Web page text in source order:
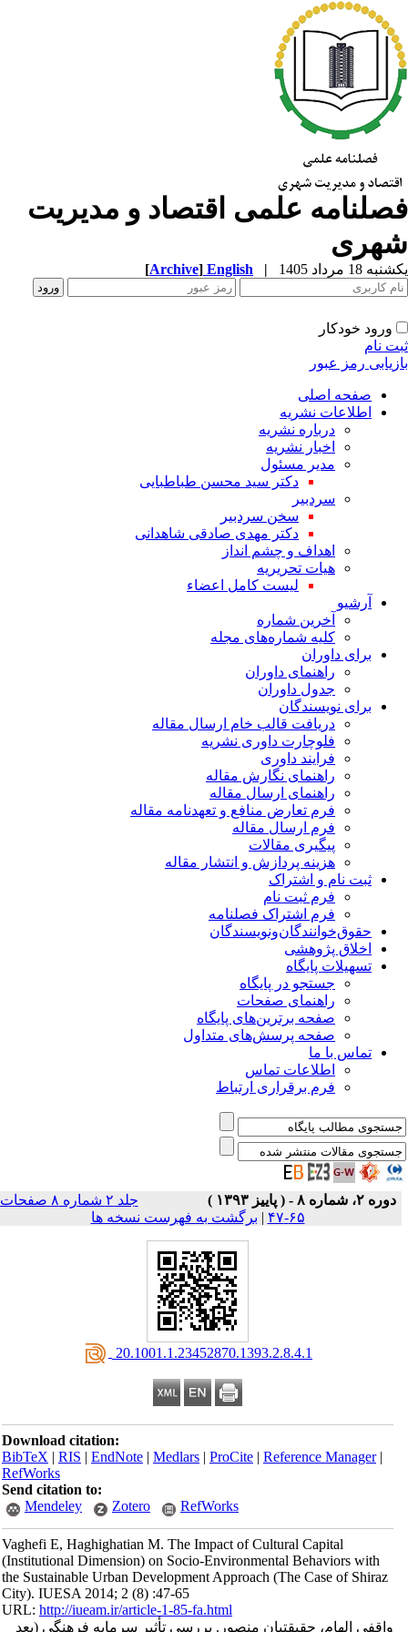
علمی اقتصاد و مدیریت
18 مرداد 1405 |
English
[Archive]
ورود خودکار
نام
رمز عبور
صفحه اصلی
اطلاعات نشریه
درباره نشریه
اخبار نشریه
مدیر مسئول
دکتر سید محسن طباطبایی
سردبیر
سخن سردبیر
دکتر مهدی صادقی شاهدانی
اهداف و چشم انداز
هیات تحریریه
لیست کامل اعضاء
آرشیو
آخرین شماره
کلیه شماره‌های مجله
برای داوران
راهنمای داوران
جدول داوران
برای نویسندگان
دریافت قالب خام ارسال مقاله
فلوچارت داوری نشریه
فرایند داوری
راهنمای نگارش مقاله
راهنمای ارسال مقاله
فرم تعارض منافع و تعهدنامه مقاله
فرم ارسال مقاله
پیگیری مقالات
هزینه پردازش و انتشار مقاله
ثبت نام و اشتراک
فرم ثبت نام
فرم اشتراک فصلنامه
حقوق‌خوانندگان‌و‌نویسندگان
اخلاق پژوهشی
تسهیلات پایگاه
جستجو در پایگاه
راهنمای صفحات
صفحه برترین‌های پایگاه
صفحه پرسش‌های متداول
تماس با ما
اطلاعات تماس
فرم برقراری ارتباط
دوره ۲، شماره ۸ - ( پاییز ۱۳۹۳ )
جلد ۲ شماره ۸ صفحات
۶۵-۴۷
|برگشت به فهرست نسخه ها
‎ 20.1001.1.23452870.1393.2.8.4.1
Download citation:
BibTeX|RIS|EndNote|Medlars|ProCite|Reference Manager
RefWorks
Send citation to:
Mendeley
Zotero RefWorks
Vaghefi E, Haghighatian M. The Impact of Cultural Capital
(Institutional Dimension) on Socio-Environmental Behaviors with
the Sustainable Urban Development Approach (The Case of Shiraz
City). IUESA 2014; 2 (8) :47-65
URL:http://iueam.ir/article-1-85-fa.html
واقفی الهام، حقیقتیان منصور. بررسی تأثیر سرمایه فرهنگی (بعد